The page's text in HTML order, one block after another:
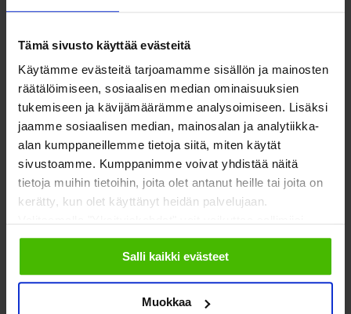
Tämä sivusto käyttää evästeitä
Käytämme evästeitä tarjoamamme sisällön ja mainosten
räätälöimiseen, sosiaalisen median ominaisuuksien
tukemiseen ja kävijämäärämme analysoimiseen. Lisäksi
jaamme sosiaalisen median, mainosalan ja analytiikka-
alan kumppaneillemme tietoja siitä, miten käytät
sivustoamme. Kumppanimme voivat yhdistää näitä
tietoja muihin tietoihin, joita olet antanut heille tai joita on
kerätty, kun olet käyttänyt heidän palvelujaan.
evästeisiin.
Salli kaikki evästeet
Muokkaa
oikeusministeriö
oikeusministeriö
Kohti ESR+ -hankkeita
Puheenvuorossa jaetaan kokemuksia Itä-Suomessa toteutetusta
ESR+ 4.3 -erityishausta. Esillä ovat yhteistyö rahoittajan kanssa,
matkan varrella kohdatut haasteet ja niistä saadut opit.
Teija Sivonen,projektipäällikkö, Pohjois-Karjalan